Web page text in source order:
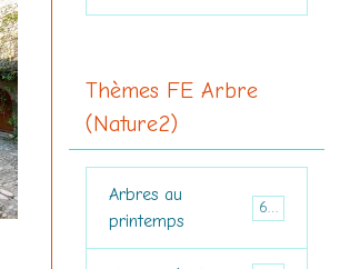
Thèmes FE Arbre
(Nature2)
Arbres au
printemps
60